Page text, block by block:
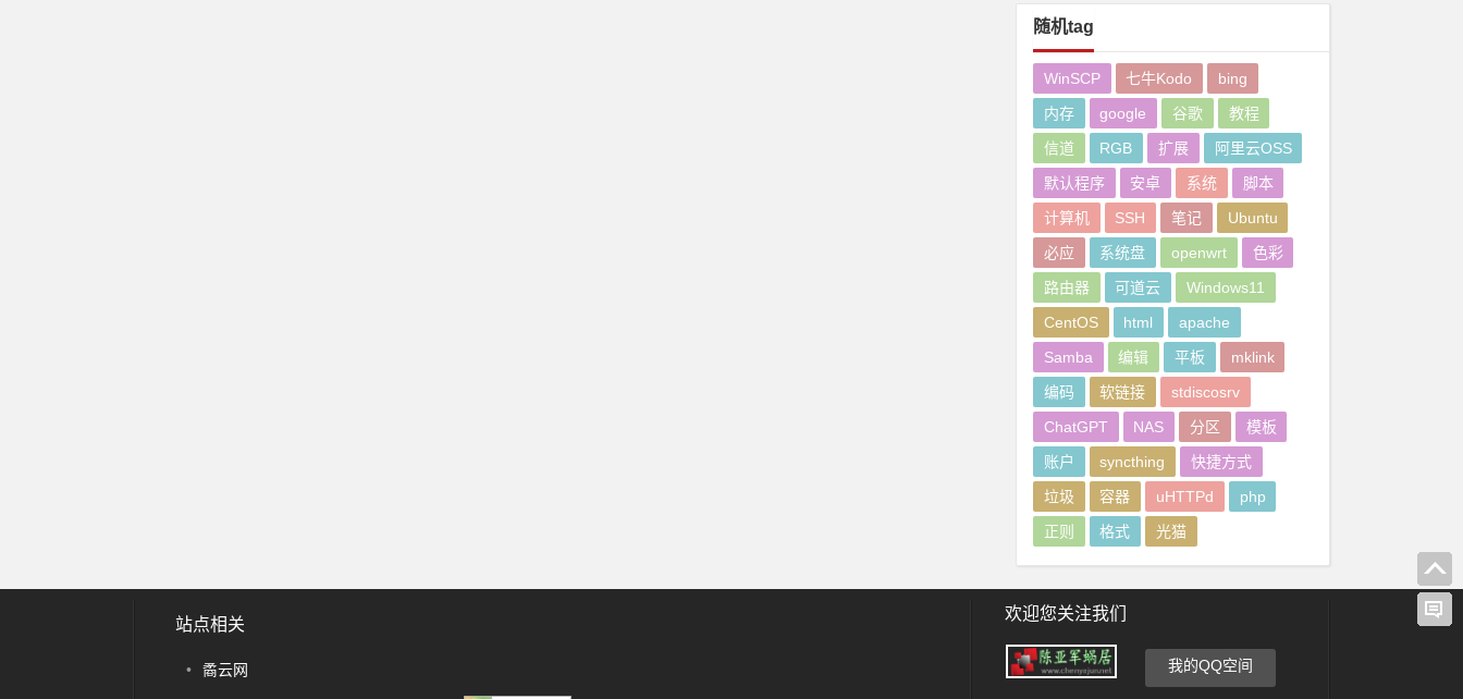
随机tag
WinSCP 七牛Kodo
bing
内存
google 谷歌
教程
信道
RGB 扩展
阿里云OSS
默认程序
安卓 系统
脚本
计算机
SSH 笔记
Ubuntu
必应
系统盘 openwrt
色彩
路由器
可道云
Windows11
CentOS
html
apache
Samba
编辑 平板
mklink
编码
软链接
stdiscosrv
ChatGPT
NAS 分区
模板
账户
syncthing
快捷方式
垃圾
容器 uHTTPd
php
正则
格式 光猫
站点相关
• 矞云网
欢迎您关注我们
我的QQ空间